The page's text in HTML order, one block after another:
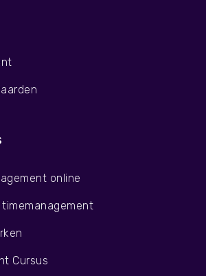
online
Cursus